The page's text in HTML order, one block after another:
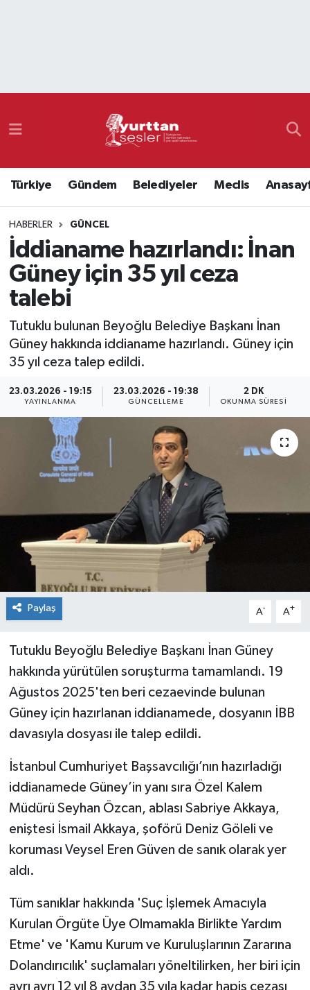
Türkiye Gündem Belediyeler Meclis
HABERLER GÜNCEL
İddianame hazırlandı: İnan
Güney için 35 yıl ceza
talebi
Tutuklu bulunan Beyoğlu Belediye Başkanı İnan
Güney hakkında iddianame hazırlandı. Güney için
35 yıl ceza talep edildi.
23.03.2026 - 19:15
YAYINLANMA
23.03.2026 - 19:38
GÜNCELLEME
2 DK
OKUNMA SÜRESI
Paylaş A- A+
Tutuklu Beyoğlu Belediye Başkanı İnan Güney
hakkında yürütülen soruşturma tamamlandı. 19
Ağustos 2025'ten beri cezaevinde bulunan
Güney için hazırlanan iddianamede, dosyanın İBB
davasıyla dosyası ile talep edildi.
İstanbul Cumhuriyet Başsavcılığı’nın hazırladığı
iddianamede Güney’in yanı sıra Özel Kalem
Müdürü Seyhan Özcan, ablası Sabriye Akkaya,
eniştesi İsmail Akkaya, şoförü Deniz Göleli ve
koruması Veysel Eren Güven de sanık olarak yer
aldı.
Tüm sanıklar hakkında 'Suç İşlemek Amacıyla
Kurulan Örgüte Üye Olmamakla Birlikte Yardım
Etme' ve 'Kamu Kurum ve Kuruluşlarının Zararına
Dolandırıcılık' suçlamaları yöneltilirken, her biri için
ayrı ayrı 12 yıl 8 aydan 35 yıla kadar hapis cezası
Namaz Vakitleri
Süper Lig Puan Durumu ve Fikstür
Tüm Manşetler
Son Dakika Haberleri
Haber Arşivi